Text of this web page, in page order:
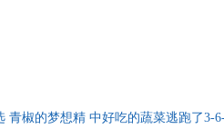
青椒的梦想精 中好吃的蔬菜逃跑了3-